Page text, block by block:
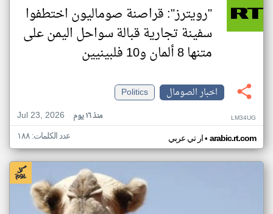
"رويترز": قراصنة صوماليون اختطفوا
سفينة تجارية قبالة سواحل اليمن على
متنها 8 ألمان و10 فلبينيين
اخبار الصومال
Politics
Jul 23, 2026
منذ ١٦ يوم LM34UG
ار تي عربي• arabic.rt.com عدد الكلمات: ١٨٨